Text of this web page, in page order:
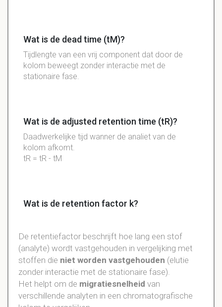
Wat is de dead time (tM)?
Tijdlengte van een vrij component dat door de
kolom beweegt zonder interactie met de
stationaire fase.
Wat is de adjusted retention time (tR)?
Daadwerkelijke tijd wanner de analiet van de
kolom afkomt.
tR = tR - tM
Wat is de retention factor k?
De retentiefactor beschrijft hoe lang een stof
(analyte) wordt vastgehouden in vergelijking met
stoffen die niet worden vastgehouden (elutie
zonder interactie met de stationaire fase).
Het helpt om de migratiesnelheid van
verschillende analyten in een chromatografische